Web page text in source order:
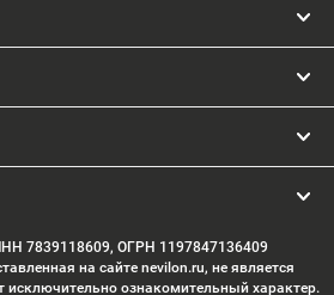
7839118609, ОГРН 1197847136409
на сайте nevilon.ru, не является
исключительно ознакомительный характер.